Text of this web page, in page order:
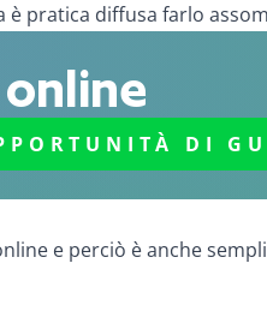
pratica diffusa farlo
DI
e perciò è anche